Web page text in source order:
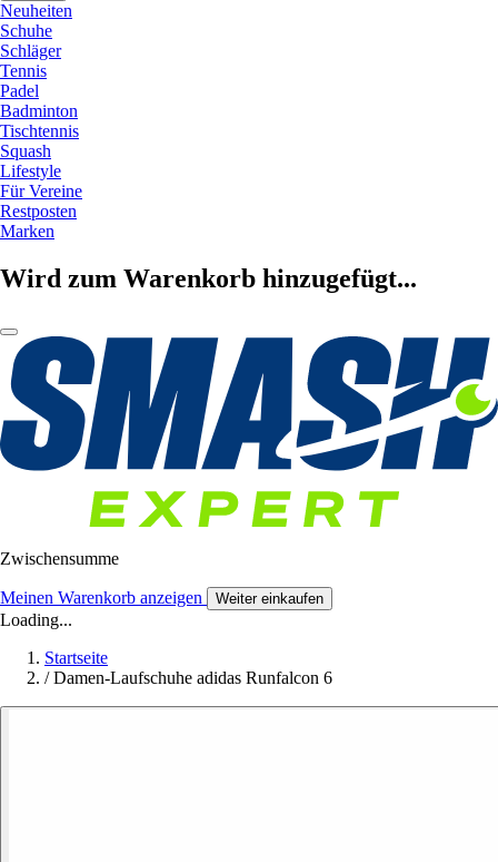
Neuheiten
Schuhe
Schläger
Tennis
Padel
Badminton
Tischtennis
Squash
Lifestyle
Für Vereine
Restposten
Marken
Wird zum Warenkorb hinzugefügt...
Zwischensumme
Meinen Warenkorb anzeigen Weiter einkaufen
Loading...
Startseite
/ Damen-Laufschuhe adidas Runfalcon 6